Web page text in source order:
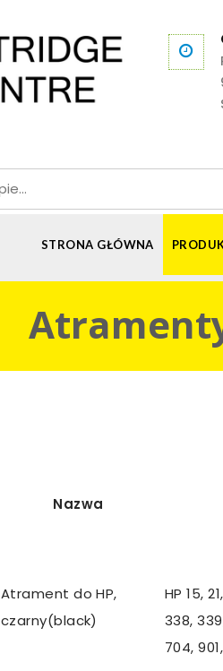
STRONA GŁÓWNA
Nazwa
Nazwa
Atrament do HP,
czarny(black)
HP 15,
338,
704,